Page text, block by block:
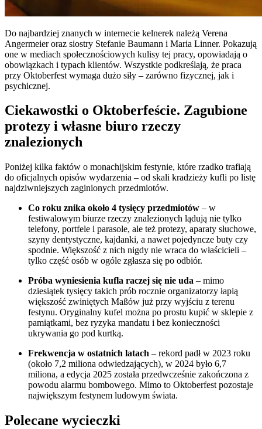
Do najbardziej znanych w internecie kelnerek należą Verena
Angermeier oraz siostry Stefanie Baumann i Maria Linner. Pokazują
one w mediach społecznościowych kulisy tej pracy, opowiadają o
obowiązkach i typach klientów. Wszystkie podkreślają, że praca
przy Oktoberfest wymaga dużo siły – zarówno fizycznej, jak i
psychicznej.
Ciekawostki o Oktoberfeście. Zagubione
protezy i własne biuro rzeczy
znalezionych
Poniżej kilka faktów o monachijskim festynie, które rzadko trafiają
do oficjalnych opisów wydarzenia – od skali kradzieży kufli po listę
najdziwniejszych zaginionych przedmiotów.
Co roku znika około 4 tysięcy przedmiotów – w
festiwalowym biurze rzeczy znalezionych lądują nie tylko
telefony, portfele i parasole, ale też protezy, aparaty słuchowe,
szyny dentystyczne, kajdanki, a nawet pojedyncze buty czy
spodnie. Większość z nich nigdy nie wraca do właścicieli –
tylko część osób w ogóle zgłasza się po odbiór.
Próba wyniesienia kufla raczej się nie uda – mimo
dziesiątek tysięcy takich prób rocznie organizatorzy łapią
większość zwiniętych Maßów już przy wyjściu z terenu
festynu. Oryginalny kufel można po prostu kupić w sklepie z
pamiątkami, bez ryzyka mandatu i bez konieczności
ukrywania go pod kurtką.
Frekwencja w ostatnich latach – rekord padł w 2023 roku
(około 7,2 miliona odwiedzających), w 2024 było 6,7
miliona, a edycja 2025 została przedwcześnie zakończona z
powodu alarmu bombowego. Mimo to Oktoberfest pozostaje
największym festynem ludowym świata.
Polecane wycieczki